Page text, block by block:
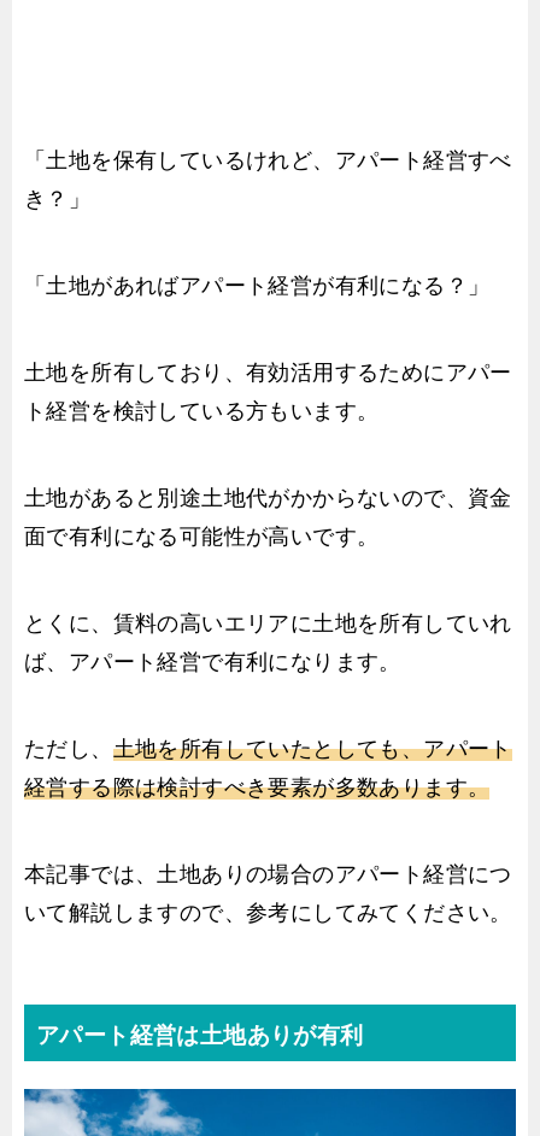
「土地を保有しているけれど、アパート経営すべ
き？」
「土地があればアパート経営が有利になる？」
土地を所有しており、有効活用するためにアパー
ト経営を検討している方もいます。
土地があると別途土地代がかからないので、資金
面で有利になる可能性が高いです。
とくに、賃料の高いエリアに土地を所有していれ
ば、アパート経営で有利になります。
ただし、 土地を所有していたとしても、アパート
経営する際は検討すべき要素が多数あります。
本記事では、土地ありの場合のアパート経営につ
いて解説しますので、参考にしてみてください。
アパート経営は土地ありが有利